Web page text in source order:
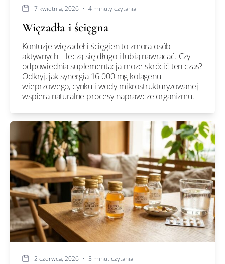
7 kwietnia, 2026 · 4 minuty czytania
Więzadła i ścięgna
Kontuzje więzadeł i ścięgien to zmora osób
aktywnych – leczą się długo i lubią nawracać. Czy
odpowiednia suplementacja może skrócić ten czas?
Odkryj, jak synergia 16 000 mg kolagenu
wieprzowego, cynku i wody mikrostrukturyzowanej
wspiera naturalne procesy naprawcze organizmu.
2 czerwca, 2026 · 5 minut czytania